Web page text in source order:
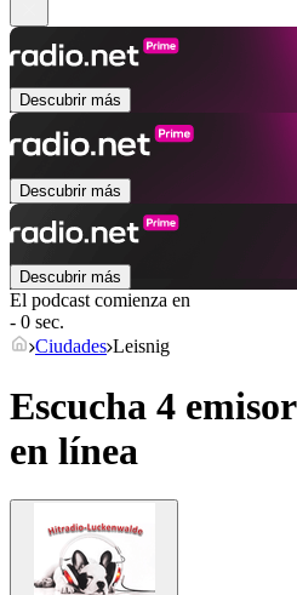
Descubrir más
Descubrir más
Descubrir más
El podcast comienza en
- 0 sec.
Ciudades Leisnig
Escucha 4
en línea